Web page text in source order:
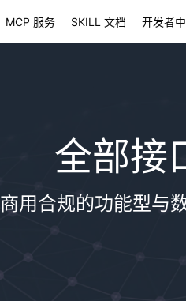
MCP 服务 SKILL 文档 开发者
全部接
商用合规的功能型与